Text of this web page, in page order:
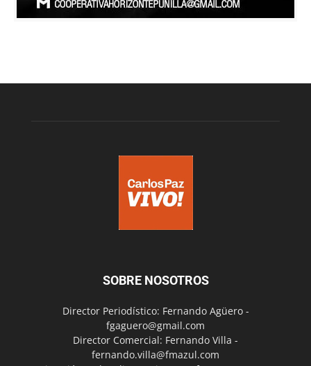
SOBRE NOSOTROS
Director Periodístico: Fernando Agüero -
fgaguero@gmail.com
Director Comercial: Fernando Villa -
fernando.villa@fmazul.com